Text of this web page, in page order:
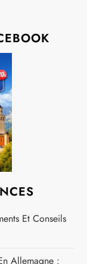
Et Conseils
Allemagne :